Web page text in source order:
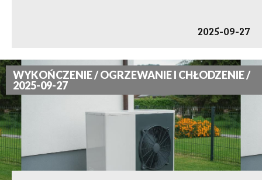
2025-09-27
WYKOŃCZENIE / OGRZEWANIE I CHŁODZENIE /
2025-09-27